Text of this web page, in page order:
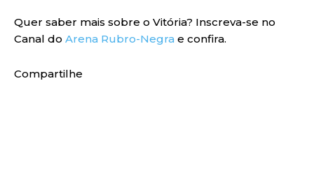
Quer saber mais sobre o Vitória? Inscreva-se no
Canal do Arena Rubro-Negra e confira.
Compartilhe